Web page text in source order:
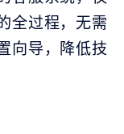
全过程，无需
向导，降低技